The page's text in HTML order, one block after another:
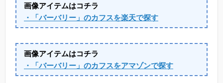
画像アイテムはコチラ
・「バーバリー」のカフスを楽天で探す
画像アイテムはコチラ
・「バーバリー」のカフスをアマゾンで探す